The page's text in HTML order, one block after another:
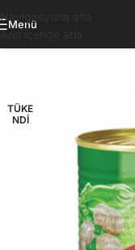
Navigasyona atla
Ana içeriğe atla
Menü
TÜKE
NDI